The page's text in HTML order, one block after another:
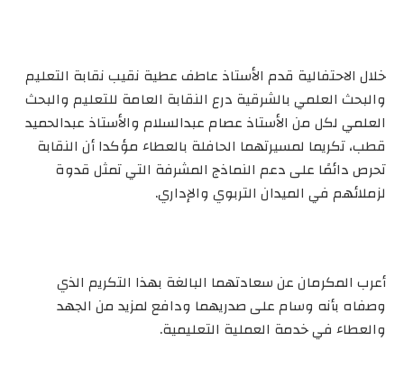
خلال الاحتفالية قدم الأستاذ عاطف عطية نقيب نقابة التعليم
والبحث العلمي بالشرقية درع النقابة العامة للتعليم والبحث
العلمي لكل من الأستاذ عصام عبدالسلام والأستاذ عبدالحميد
قطب، تكريما لمسيرتهما الحافلة بالعطاء مؤكدا أن النقابة
تحرص دائمًا على دعم النماذج المشرفة التي تمثل قدوة
لزملائهم في الميدان التربوي والإداري.
أعرب المكرمان عن سعادتهما البالغة بهذا التكريم الذي
وصفاه بأنه وسام على صدريهما ودافع لمزيد من الجهد
والعطاء في خدمة العملية التعليمية.